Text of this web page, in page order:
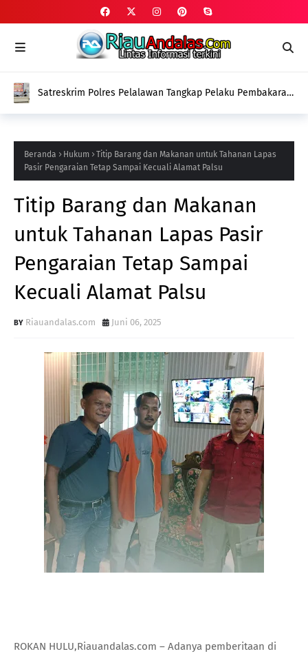
Satreskrim Polres Pelalawan Tangkap Pelaku Pembakaran
Beranda Hukum
Titip Barang dan Makanan untuk Tahanan Lapas
Pasir Pengaraian Tetap Sampai Kecuali Alamat Palsu
Titip Barang dan Makanan
untuk Tahanan Lapas Pasir
Pengaraian Tetap Sampai
Kecuali Alamat Palsu
Riauandalas.com Juni 06, 2025
ROKAN HULU,Riauandalas.com – Adanya pemberitaan di